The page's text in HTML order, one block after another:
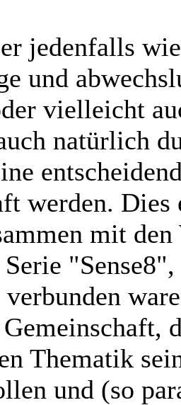
jedenfalls
und
vielleicht
natürlich
werden.
mit
Serie
Thematik
und (so